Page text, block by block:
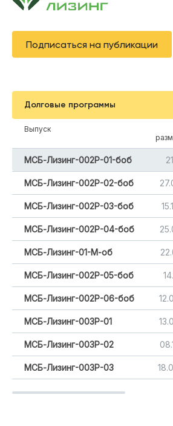
Подписаться на публикации
Долговые программы
Выпуск
МСБ-Лизинг-002Р-01-боб
МСБ-Лизинг-002Р-02-боб
МСБ-Лизинг-002Р-03-боб
МСБ-Лизинг-002Р-04-боб
МСБ-Лизинг-01-М-об
МСБ-Лизинг-002Р-05-боб
МСБ-Лизинг-002Р-06-боб
МСБ-Лизинг-003Р-01
МСБ-Лизинг-003Р-02
МСБ-Лизинг-003Р-03